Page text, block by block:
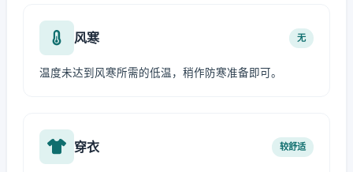
风寒 无
温度未达到风寒所需的低温，稍作防寒准备即可。
穿衣 较舒适